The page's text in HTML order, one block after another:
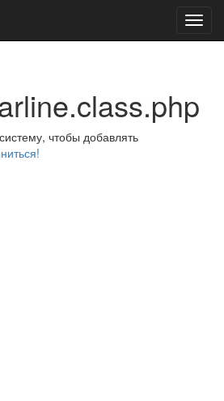
чтобы добавлять